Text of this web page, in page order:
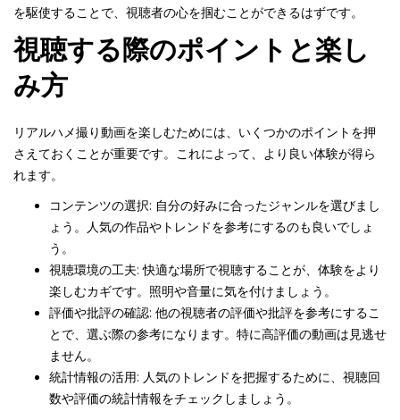
を駆使することで、視聴者の心を掴むことができるはずです。
視聴する際のポイントと楽し
み方
リアルハメ撮り動画を楽しむためには、いくつかのポイントを押
さえておくことが重要です。これによって、より良い体験が得ら
れます。
コンテンツの選択: 自分の好みに合ったジャンルを選びまし
ょう。人気の作品やトレンドを参考にするのも良いでしょ
う。
視聴環境の工夫: 快適な場所で視聴することが、体験をより
楽しむカギです。照明や音量に気を付けましょう。
評価や批評の確認: 他の視聴者の評価や批評を参考にするこ
とで、選ぶ際の参考になります。特に高評価の動画は見逃せ
ません。
統計情報の活用: 人気のトレンドを把握するために、視聴回
数や評価の統計情報をチェックしましょう。